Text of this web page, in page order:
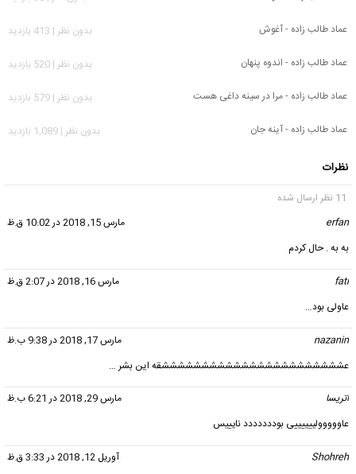
عماد طالب زاده - آغوش
بدون نظر | 413 بازدید
عماد طالب زاده - اندوه پنهان
بدون نظر | 520 بازدید
عماد طالب زاده - مرا در سینه داغی هست
بدون نظر | 579 بازدید
عماد طالب زاده - آینه جان
بدون نظر | 1,089 بازدید
نظرات
11 نظر ارسال شده
erfan
مارس 15, 2018 در 10:02 ق.ظ
به به . حال کردم
fati
مارس 16, 2018 در 2:07 ق.ظ
عاولی بود…
nazanin
مارس 17, 2018 در 9:38 ب.ظ
عشششششششششششششششششششششششقه این بشر …
اتریسا
مارس 29, 2018 در 6:21 ب.ظ
عاووووولییییییی بوددددددد نایییس
Shohreh
آوریل 12, 2018 در 3:33 ق.ظ